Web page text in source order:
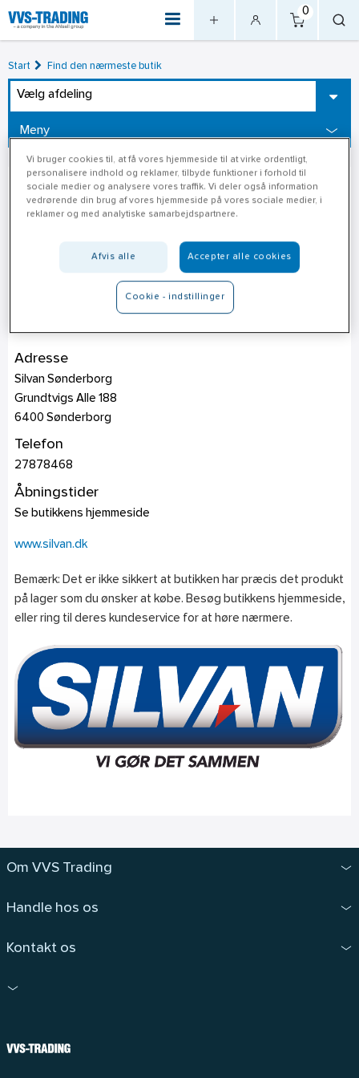
0
Start Find den nærmeste butik
Vælg afdeling
Meny
Silvan Sønderborg
Adresse
Silvan Sønderborg
Grundtvigs Alle 188
6400 Sønderborg
Telefon
27878468
Åbningstider
Se butikkens hjemmeside
www.silvan.dk
Bemærk: Det er ikke sikkert at butikken har præcis det produkt
på lager som du ønsker at købe. Besøg butikkens hjemmeside,
eller ring til deres kundeservice for at høre nærmere.
Om VVS Trading
Handle hos os
Kontakt os
Vi bruger cookies til, at få vores hjemmeside til at virke ordentligt,
personalisere indhold og reklamer, tilbyde funktioner i forhold til
sociale medier og analysere vores traffik. Vi deler også information
vedrørende din brug af vores hjemmeside på vores sociale medier, i
reklamer og med analytiske samarbejdspartnere.
Afvis alle Accepter alle cookies
Cookie - indstillinger